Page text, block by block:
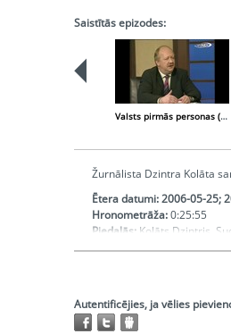
Saistītās epizodes:
Valsts pirmās personas (2006-05-18)
Žurnālista Dzintra Kolāta
Ētera datumi:2006-05-25;
Hronometrāža:0:25:55
Piedalās: Kolāts Dzintris,
Producents:Ķenava Vija
Autentificējies, ja vēlies